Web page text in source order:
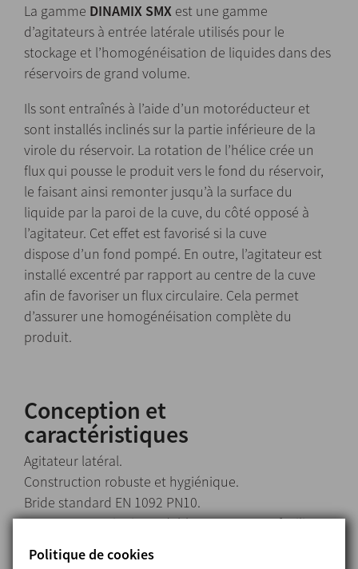
La gamme DINAMIX SMX est une gamme
d’agitateurs à entrée latérale utilisés pour le
stockage et l’homogénéisation de liquides dans des
réservoirs de grand volume.
Ils sont entraînés à l’aide d’un motoréducteur et
sont installés inclinés sur la partie inférieure de la
virole du réservoir. La rotation de l’hélice crée un
flux qui pousse le produit vers le fond du réservoir,
le faisant ainsi remonter jusqu’à la surface du
liquide par la paroi de la cuve, du côté opposé à
l’agitateur. Cet effet est favorisé si la cuve
dispose d’un fond pompé. En outre, l’agitateur est
installé excentré par rapport au centre de la cuve
afin de favoriser un flux circulaire. Cela permet
d’assurer une homogénéisation complète du
produit.
Conception et
caractéristiques
Agitateur latéral.
Construction robuste et hygiénique.
Bride standard EN 1092 PN10.
Lanterne en acier inoxydable conçue pour faciliter
mécanique.
Politique de cookies